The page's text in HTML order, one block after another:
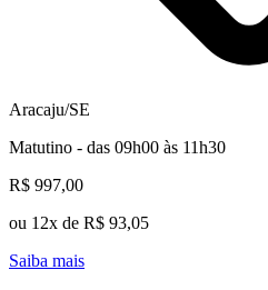
Aracaju/SE
Matutino - das 09h00 às 11h30
R$ 997,00
ou 12x de R$ 93,05
Saiba mais